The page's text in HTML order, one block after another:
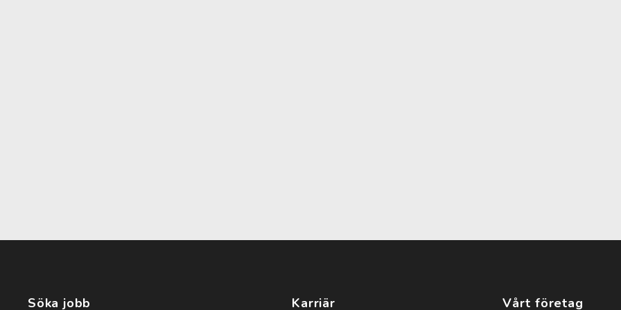
Söka jobb Karriär Vårt företag